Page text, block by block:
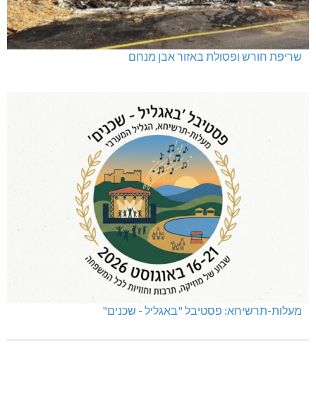
שריפת חורש ופסולת באזור אבן מנחם
מעלות-תרשיחא: פסטיבל "באגליל - שכנים"